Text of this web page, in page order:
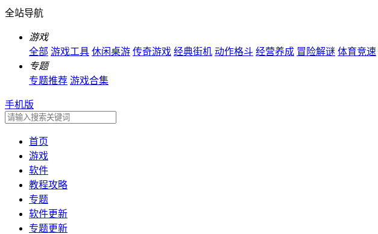
全站导航
游戏
全部 游戏工具 休闲桌游 传奇游戏 经典街机 动作格斗 经营养成 冒险解谜 体育竞速
专题
专题推荐 游戏合集
手机版
首页
游戏
软件
教程攻略
专题
软件更新
专题更新